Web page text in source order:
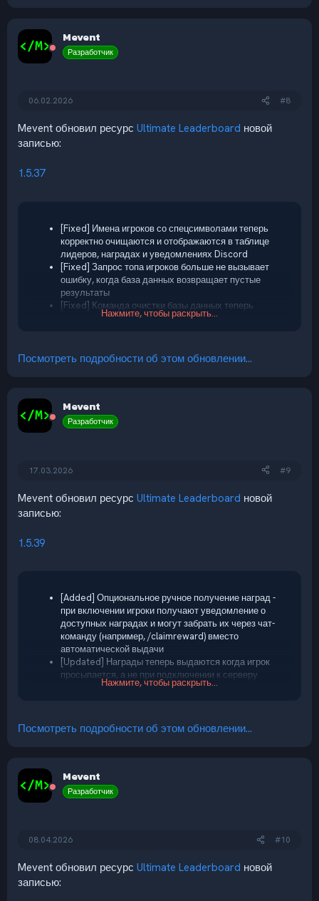
Mevent
Разработчик
06.02.2026 #8
Mevent обновил ресурс Ultimate Leaderboard новой
записью:
1.5.37
[Fixed] Имена игроков со спецсимволами теперь
корректно очищаются и отображаются в таблице
лидеров, наградах и уведомлениях Discord
[Fixed] Запрос топа игроков больше не вызывает
ошибку, когда база данных возвращает пустые
результаты
[Fixed] Команда очистки базы данных теперь
работает корректно вместо ошибки запроса
Нажмите, чтобы раскрыть...
Посмотреть подробности об этом обновлении...
Mevent
Разработчик
17.03.2026 #9
Mevent обновил ресурс Ultimate Leaderboard новой
записью:
1.5.39
[Added] Опциональное ручное получение наград -
при включении игроки получают уведомление о
доступных наградах и могут забрать их через чат-
команду (например, /claimreward) вместо
автоматической выдачи
[Updated] Награды теперь выдаются когда игрок
просыпается, а не при подключении к серверу
[Added] API методы для других плагинов для
Нажмите, чтобы раскрыть...
Посмотреть подробности об этом обновлении...
Mevent
Разработчик
08.04.2026 #10
Mevent обновил ресурс Ultimate Leaderboard новой
записью: